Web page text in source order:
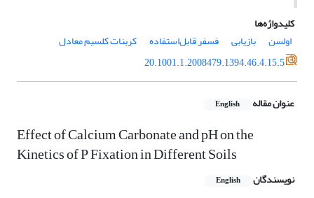
کلیدواژه‌ها
اولسن
بازیابی فسفر قابل‌استفاده
کربنات کلسیم معادل
20.1001.1.2008479.1394.46.4.15.5
عنوان مقاله English
Effect of Calcium Carbonate and pH on the
Kinetics of P Fixation in Different Soils
نویسندگان English